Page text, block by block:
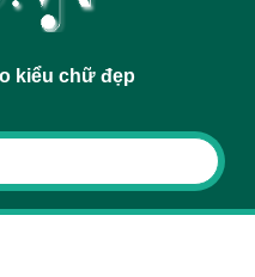
kiểu chữ đẹp